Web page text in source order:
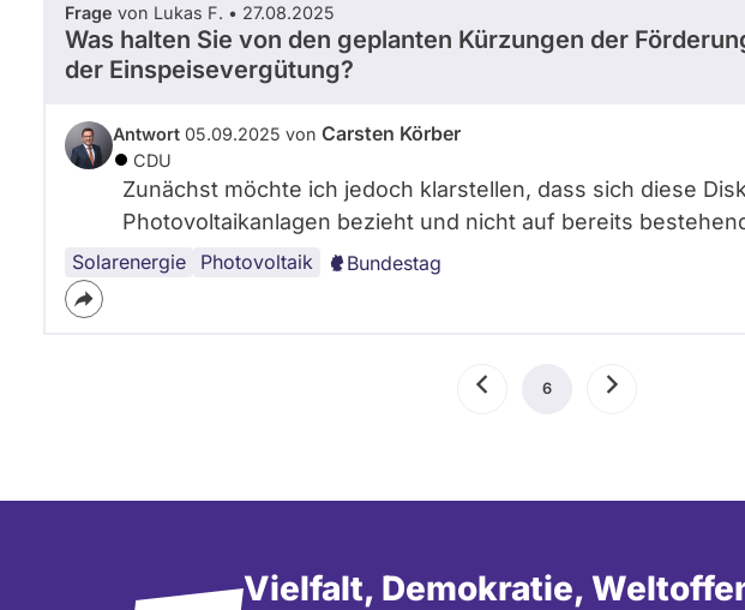
Frage von Lukas F. • 27.08.2025
Was halten Sie von den geplanten Kürzungen der
der Einspeisevergütung?
Antwort 05.09.2025 von Carsten Körber
CDU
Zunächst möchte ich jedoch klarstellen, dass sich diese
Photovoltaikanlagen bezieht und nicht auf bereits
Solarenergie Photovoltaik Bundestag
VorherigeAktuelle
6 Nächste
Vielfalt, Demokratie,